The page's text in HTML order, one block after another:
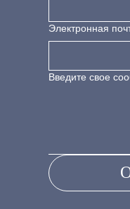
Электронная
Введите свое